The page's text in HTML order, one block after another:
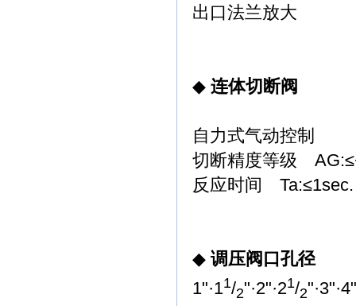
出口法兰放大
◆ 连体切断阀
自力式气动控制
切断精度等级
反应时间 Ta:≤1sec.
◆ 调压阀口孔径
1"·11/2"·2"·21/2"·3"·4"